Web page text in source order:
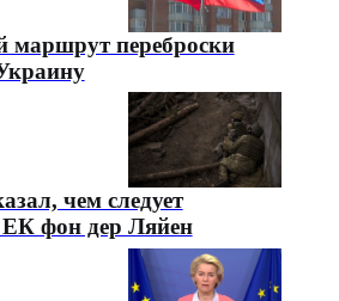
маршрут переброски
чем следует
ЕК фон дер Ляйен